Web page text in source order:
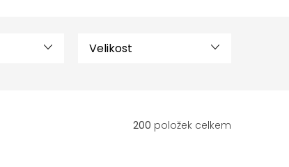
Velikost
200 položek celkem